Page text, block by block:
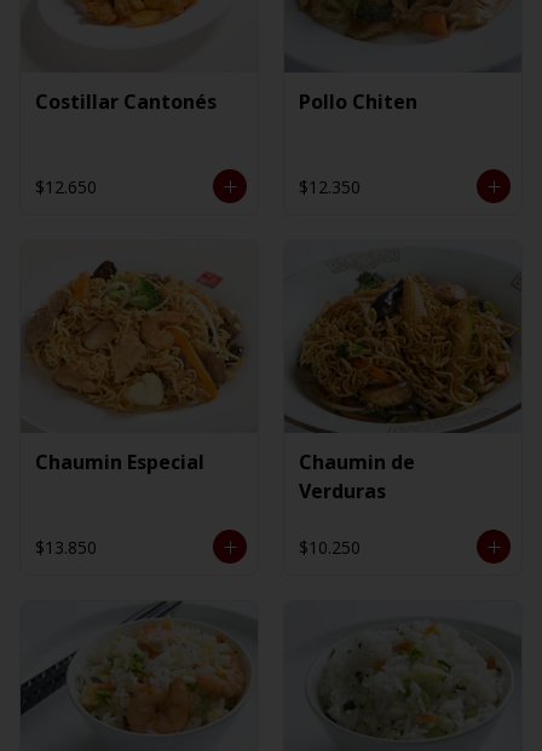
Costillar Cantonés
$12.650
Pollo Chiten
$12.350
Chaumin Especial
$13.850
Chaumin de
Verduras
$10.250